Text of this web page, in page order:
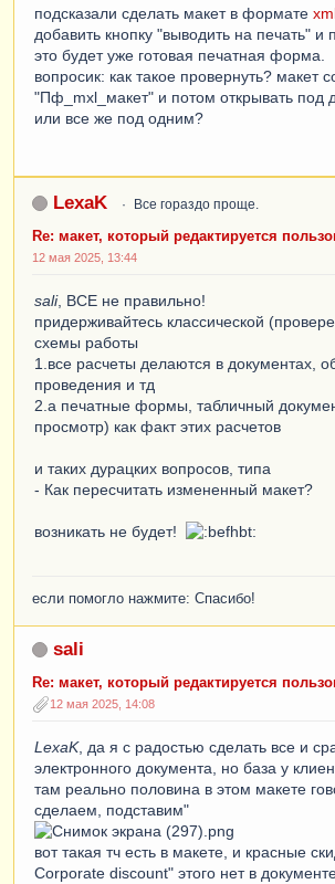
подсказали сделать макет в формате
добавить кнопку "выводить на печать" и
это будет уже готовая печатная форма.
вопросик: как такое провернуть? макет
"Пф_mxl_макет" и потом открывать под
или все же под одним?
LexaK Все гораздо проще.
Re: макет, который редактируется
12 мая 2025, 13:44
sali, ВСЕ не правильно!
придерживайтесь классической
схемы работы
1.все расчеты делаются в документах,
проведения и тд
2.а печатные формы, табличный
просмотр) как факт этих расчетов
и таких дурацких вопросов, типа
- Как пересчитать измененный макет?
возникать не будет!
если помогло нажмите: Спасибо!
sali
Re: макет, который редактируется
12 мая 2025, 14:08
LexaK, да я с радостью сделать все и
электронного документа, но база у
там реально половина в этом макете
сделаем, подставим"
вот такая тч есть в макете, и красные
Corporate discount" этого нет в